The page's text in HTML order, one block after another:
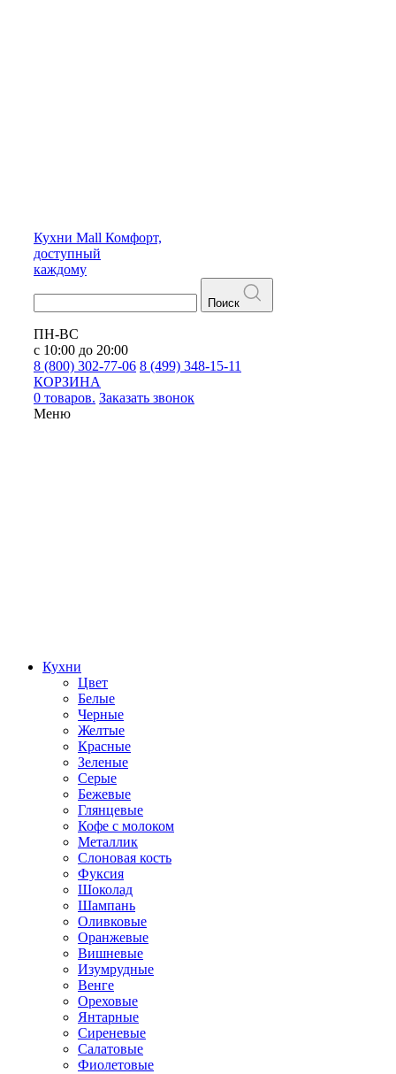
Кухни Mall Комфорт,
доступный
каждому
Поиск
ПН-ВС
с 10:00 до 20:00
8 (800) 302-77-06 8 (499) 348-15-11
КОРЗИНА
0 товаров. Заказать звонок
Меню
Кухни
Цвет
Белые
Черные
Желтые
Красные
Зеленые
Серые
Бежевые
Глянцевые
Кофе с молоком
Металлик
Слоновая кость
Фуксия
Шоколад
Шампань
Оливковые
Оранжевые
Вишневые
Изумрудные
Венге
Ореховые
Янтарные
Сиреневые
Салатовые
Фиолетовые